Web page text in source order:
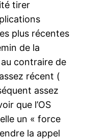
tirer
plus récentes
de la
contraire de
récent (
assez
que l’OS
un « force
la appel